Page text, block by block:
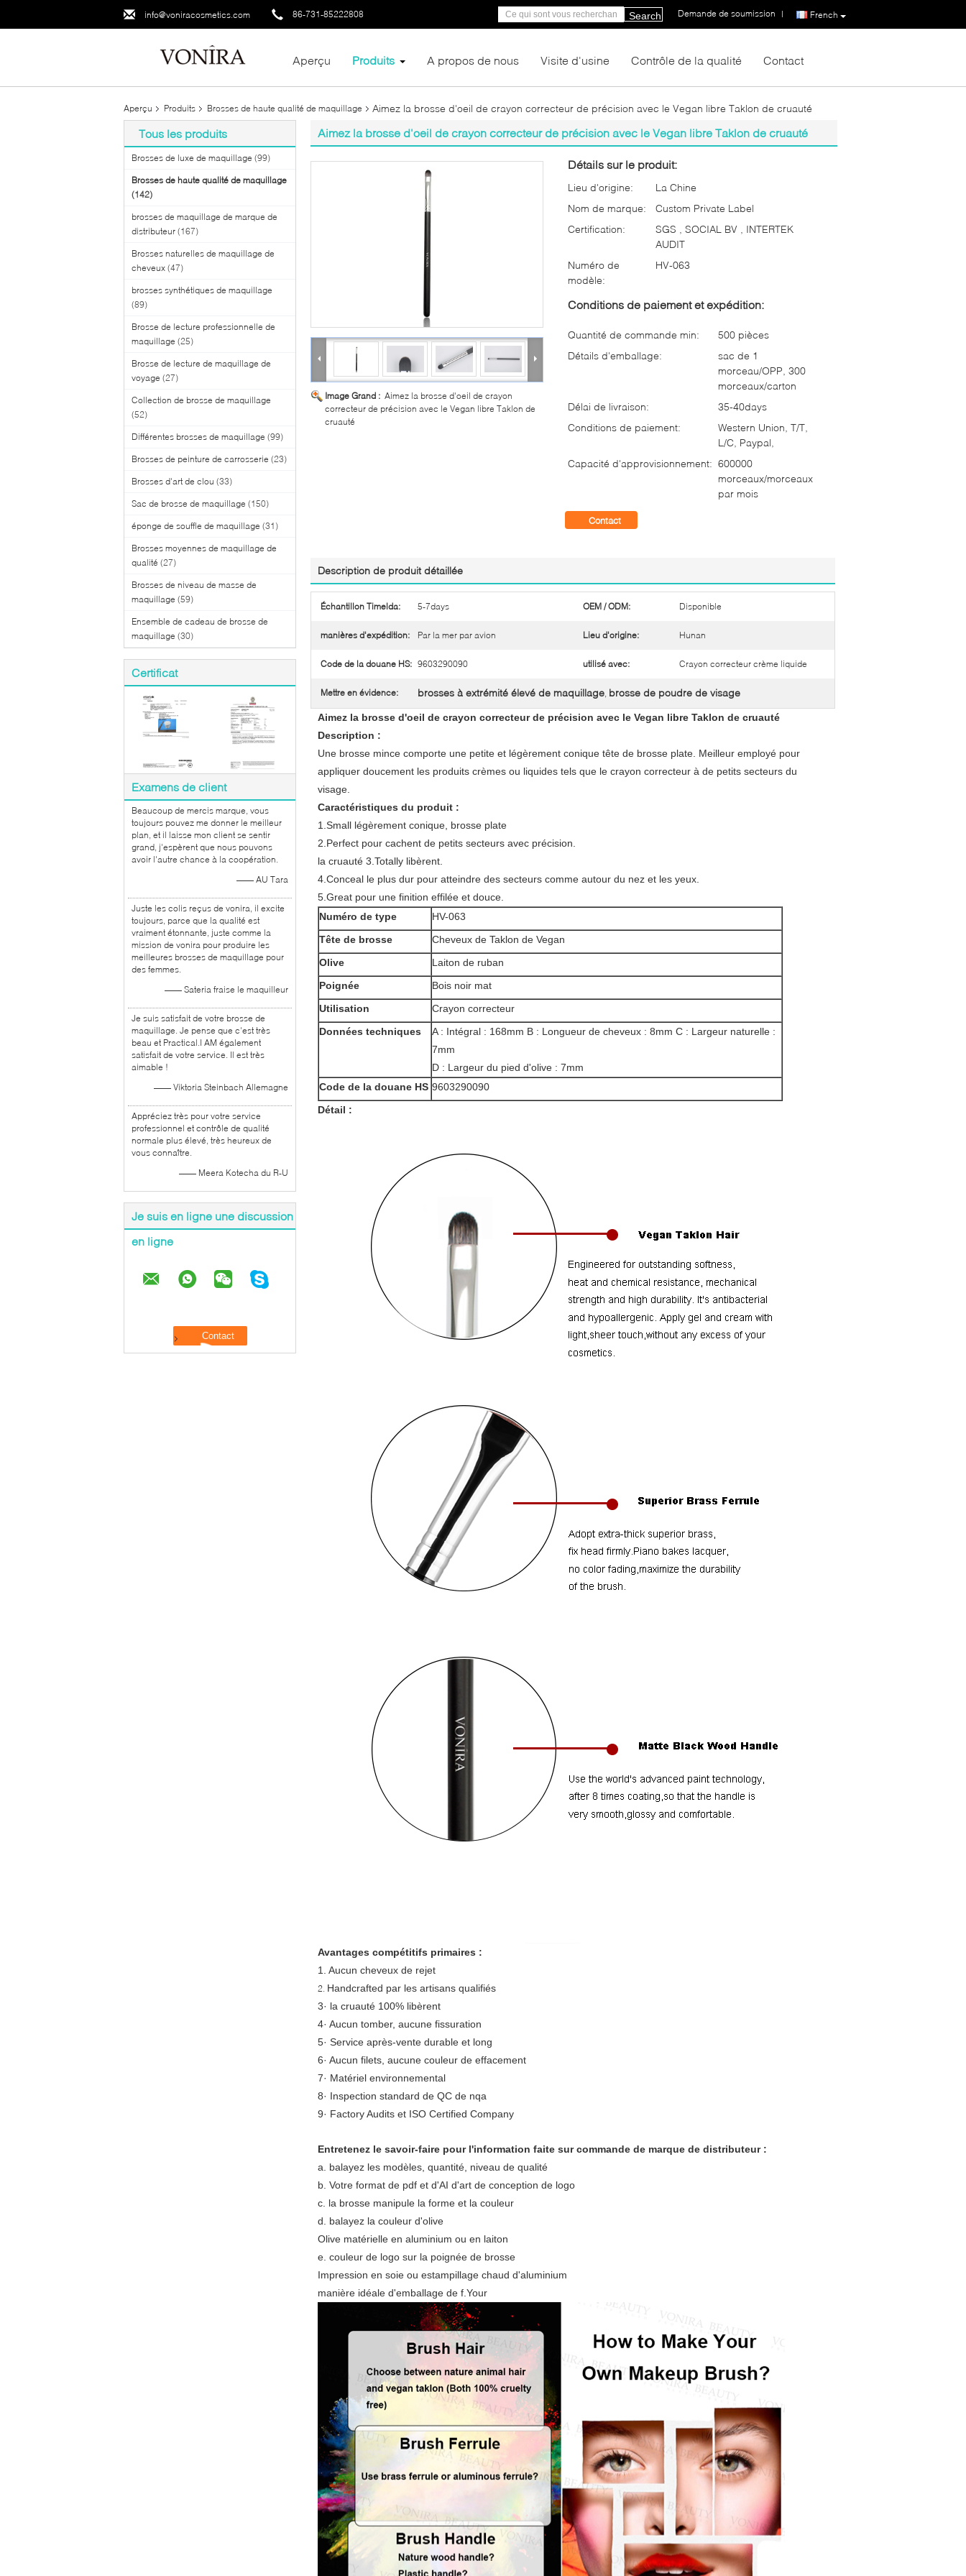
info@voniracosmetics.com 86-731-85222808 French
Demande de soumission |
Search
Aperçu Produits A propos de nous Visite d'usine Contrôle de la qualité Contact
Aperçu Produits Brosses de haute qualité de maquillage Aimez la brosse d'oeil de crayon correcteur de précision avec le Vegan libre Taklon de cruauté
Tous les produits
Brosses de luxe de maquillage (99)
Brosses de haute qualité de maquillage
(142)
brosses de maquillage de marque de
distributeur (167)
Brosses naturelles de maquillage de
cheveux (47)
brosses synthétiques de maquillage
(89)
Brosse de lecture professionnelle de
maquillage (25)
Brosse de lecture de maquillage de
voyage (27)
Collection de brosse de maquillage
(52)
Différentes brosses de maquillage (99)
Brosses de peinture de carrosserie (23)
Brosses d'art de clou (33)
Sac de brosse de maquillage (150)
éponge de souffle de maquillage (31)
Brosses moyennes de maquillage de
qualité (27)
Brosses de niveau de masse de
maquillage (59)
Ensemble de cadeau de brosse de
maquillage (30)
Certificat
Examens de client
Beaucoup de mercis marque, vous
toujours pouvez me donner le meilleur
plan, et il laisse mon client se sentir
grand, j'espèrent que nous pouvons
avoir l'autre chance à la coopération.
—— AU Tara
Juste les colis reçus de vonira, il excite
toujours, parce que la qualité est
vraiment étonnante, juste comme la
mission de vonira pour produire les
meilleures brosses de maquillage pour
des femmes.
—— Sateria fraise le maquilleur
Je suis satisfait de votre brosse de
maquillage. Je pense que c'est très
beau et Practical.I AM également
satisfait de votre service. Il est très
aimable !
—— Viktoria Steinbach Allemagne
Appréciez très pour votre service
professionnel et contrôle de qualité
normale plus élevé, très heureux de
vous connaître.
—— Meera Kotecha du R-U
Je suis en ligne une discussion
en ligne
Aimez la brosse d'oeil de crayon correcteur de précision avec le Vegan libre Taklon de cruauté
Image Grand : Aimez la brosse d'oeil de crayon
correcteur de précision avec le Vegan libre Taklon de
cruauté
Détails sur le produit:
Lieu d'origine:
La Chine
Nom de marque:
Custom Private Label
Certification:
SGS , SOCIAL BV , INTERTEK
AUDIT
Numéro de
modèle:
HV-063
Conditions de paiement et expédition:
Quantité de commande min:
500 pièces
Détails d'emballage:
sac de 1
morceau/OPP, 300
morceaux/carton
Délai de livraison:
35-40days
Conditions de paiement:
Western Union, T/T,
L/C, Paypal,
Capacité d'approvisionnement: 600000
morceaux/morceaux
par mois
Contact
Description de produit détaillée
Échantillon Timelda: 5-7days OEM / ODM: Disponible
manières d'expédition: Par la mer par avion Lieu d'origine: Hunan
Code de la douane HS: 9603290090 utilisé avec: Crayon correcteur crème liquide
Mettre en évidence: brosses à extrémité élevé de maquillage, brosse de poudre de visage
Aimez la brosse d'oeil de crayon correcteur de précision avec le Vegan libre Taklon de cruauté
Description :
Une brosse mince comporte une petite et légèrement conique tête de brosse plate. Meilleur employé pour
appliquer doucement les produits crèmes ou liquides tels que le crayon correcteur à de petits secteurs du
visage.
Caractéristiques du produit :
1.Small légèrement conique, brosse plate
2.Perfect pour cachent de petits secteurs avec précision.
la cruauté 3.Totally libèrent.
4.Conceal le plus dur pour atteindre des secteurs comme autour du nez et les yeux.
5.Great pour une finition effilée et douce.
Numéro de type
HV-063
Tête de brosse
Cheveux de Taklon de Vegan
Olive
Laiton de ruban
Poignée
Bois noir mat
Utilisation
Crayon correcteur
Données techniques
A : Intégral : 168mm B : Longueur de cheveux : 8mm C : Largeur naturelle :
7mm
D : Largeur du pied d'olive : 7mm
Code de la douane HS 9603290090
Détail :
Avantages compétitifs primaires :
1. Aucun cheveux de rejet
2. Handcrafted par les artisans qualifiés
3· la cruauté 100% libèrent
4· Aucun tomber, aucune fissuration
5· Service après-vente durable et long
6· Aucun filets, aucune couleur de effacement
7· Matériel environnemental
8· Inspection standard de QC de nqa
9· Factory Audits et ISO Certified Company
Entretenez le savoir-faire pour l'information faite sur commande de marque de distributeur :
a. balayez les modèles, quantité, niveau de qualité
b. Votre format de pdf et d'AI d'art de conception de logo
c. la brosse manipule la forme et la couleur
d. balayez la couleur d'olive
Olive matérielle en aluminium ou en laiton
e. couleur de logo sur la poignée de brosse
Impression en soie ou estampillage chaud d'aluminium
manière idéale d'emballage de f.Your